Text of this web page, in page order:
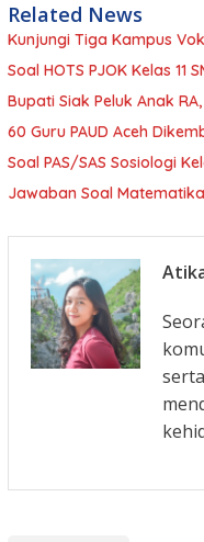
Related News
Kunjungi Tiga Kampus
Soal HOTS PJOK Kelas
Bupati Siak Peluk Anak
60 Guru PAUD Aceh
Soal PAS/SAS Sosiologi
Jawaban Soal